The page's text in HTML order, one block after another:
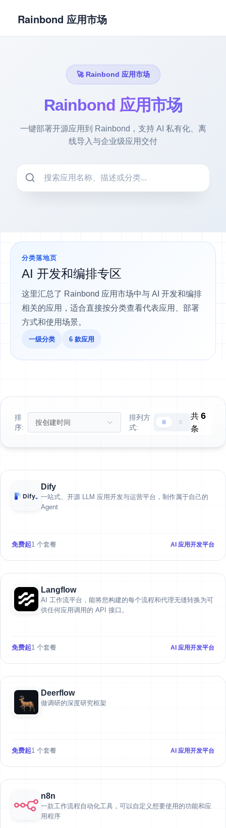
Rainbond 应用市场
🚀 Rainbond 应用市场
Rainbond 应用市场
一键部署开源应用到 Rainbond，支持 AI 私有化、离
线导入与企业级应用交付
分类落地页
AI 开发和编排专区
这里汇总了 Rainbond 应用市场中与 AI 开发和编排
相关的应用，适合直接按分类查看代表应用、部署
方式和使用场景。
一级分类 6 款应用
排
序:
排列方
式:
共6
条
Dify
一站式、开源 LLM 应用开发与运营平台，制作属于自己的
Agent
免费起1 个套餐 AI 应用开发平台
Langflow
AI 工作流平台，能将您构建的每个流程和代理无缝转换为可
供任何应用调用的 API 接口。
免费起1 个套餐 AI 应用开发平台
Deerflow
做调研的深度研究框架
免费起1 个套餐 AI 应用开发平台
n8n
一款工作流程自动化工具，可以自定义想要使用的功能和应
用程序